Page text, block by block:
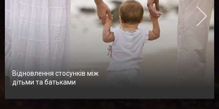
Відновлення стосунків між
дітьми та батьками